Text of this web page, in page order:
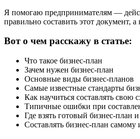
Я помогаю предпринимателям —
правильно составить этот документ,
Вот о чем расскажу в статье:
Что такое бизнес-план
Зачем нужен бизнес-план
Основные виды бизнес-планов
Самые известные стандарты
Как научиться составлять свою
Типичные ошибки при
Где взять готовый бизнес-план
Составлять бизнес-план самому